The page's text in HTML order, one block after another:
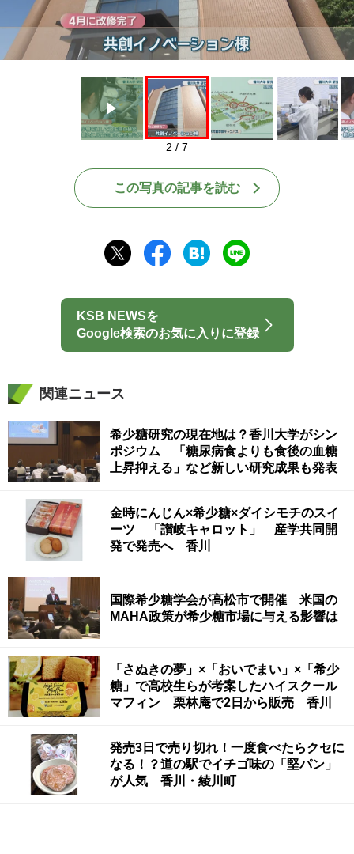
2 / 7
この写真の記事を読む
KSB NEWSを
Google検索のお気に入りに登録
関連ニュース
希少糖研究の現在地は？香川大学がシン
ポジウム 「糖尿病食よりも食後の血糖
上昇抑える」など新しい研究成果も発表
金時にんじん×希少糖×ダイシモチのスイ
ーツ 「讃岐キャロット」 産学共同開
発で発売へ 香川
国際希少糖学会が高松市で開催 米国の
MAHA政策が希少糖市場に与える影響は
「さぬきの夢」×「おいでまい」×「希少
糖」で高校生らが考案したハイスクール
マフィン 栗林庵で2日から販売 香川
発売3日で売り切れ！一度食べたらクセに
なる！？道の駅でイチゴ味の「堅パン」
が人気 香川・綾川町